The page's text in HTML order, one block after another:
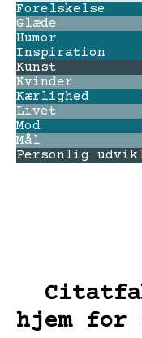
Forelskelse
Glæde
Humor
Inspiration
Kunst
Kvinder
Kærlighed
Livet
Mod
Mål
Personlig
hjem for